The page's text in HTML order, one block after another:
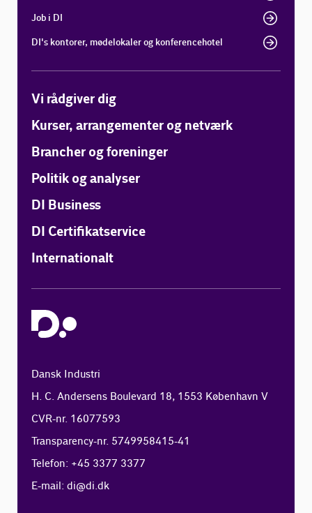
Job i DI
DI's kontorer, mødelokaler og konferencehotel
Vi rådgiver dig
Kurser, arrangementer og netværk
Brancher og foreninger
Politik og analyser
DI Business
DI Certifikatservice
Internationalt
Dansk Industri
H. C. Andersens Boulevard 18, 1553 København V
CVR-nr. 16077593
Transparency-nr. 5749958415-41
Telefon: +45 3377 3377
E-mail:di@di.dk